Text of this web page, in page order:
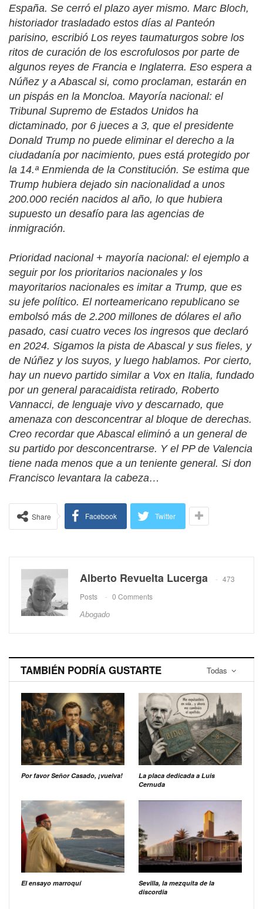
España. Se cerró el plazo ayer mismo. Marc Bloch,
historiador trasladado estos días al Panteón
parisino, escribió Los reyes taumaturgos sobre los
ritos de curación de los escrofulosos por parte de
algunos reyes de Francia e Inglaterra. Eso espera a
Núñez y a Abascal si, como proclaman, estarán en
un pispás en la Moncloa. Mayoría nacional: el
Tribunal Supremo de Estados Unidos ha
dictaminado, por 6 jueces a 3, que el presidente
Donald Trump no puede eliminar el derecho a la
ciudadanía por nacimiento, pues está protegido por
la 14.ª Enmienda de la Constitución. Se estima que
Trump hubiera dejado sin nacionalidad a unos
200.000 recién nacidos al año, lo que hubiera
supuesto un desafío para las agencias de
inmigración.
Prioridad nacional + mayoría nacional: el ejemplo a
seguir por los prioritarios nacionales y los
mayoritarios nacionales es imitar a Trump, que es
su jefe político. El norteamericano republicano se
embolsó más de 2.200 millones de dólares el año
pasado, casi cuatro veces los ingresos que declaró
en 2024. Sigamos la pista de Abascal y sus fieles, y
de Núñez y los suyos, y luego hablamos. Por cierto,
hay un nuevo partido similar a Vox en Italia, fundado
por un general paracaidista retirado, Roberto
Vannacci, de lenguaje vivo y descarnado, que
amenaza con desconcentrar al bloque de derechas.
Creo recordar que Abascal eliminó a un general de
su partido por desconcentrarse. Y el PP de Valencia
tiene nada menos que a un teniente general. Si don
Francisco levantara la cabeza…
Share Facebook Twitter
Alberto Revuelta Lucerga
473
Posts
0 Comments
Abogado
Todas
TAMBIÉN PODRÍA GUSTARTE
Por favor Señor Casado, ¡vuelva!
La placa dedicada a Luis
Cernuda
El ensayo marroquí
Sevilla, la mezquita de la
discordia